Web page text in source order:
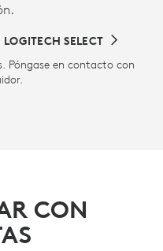
SELECT
Póngase en contacto con
CON